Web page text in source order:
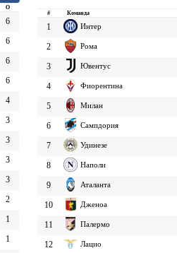
О
6
6
6
6
4
3
3
3
3
2
1
1
# Команда
1 Интер
2
Рома
3
Ювентус
4
Фиорентина
5
Милан
6
Сампдория
7
Удинезе
8
Наполи
9
Аталанта
10
Дженоа
11
Палермо
12
Лацио